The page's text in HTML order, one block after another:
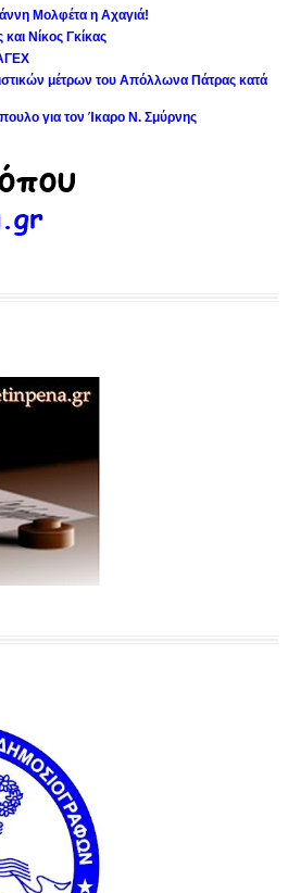
Μολφέτα η Αχαγιά!
Νίκος Γκίκας
μέτρων του Απόλλωνα Πάτρας κατά
για τον Ίκαρο Ν. Σμύρνης